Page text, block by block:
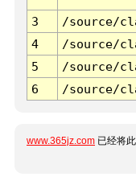
3 /source/
4
/source/
5
/source/
6
/source/
www.365jz.com 已经将